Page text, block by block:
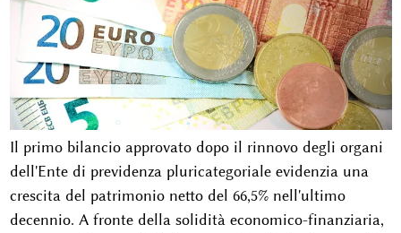
Il primo bilancio approvato dopo il rinnovo degli organi
dell'Ente di previdenza pluricategoriale evidenzia una
crescita del patrimonio netto del 66,5% nell'ultimo
decennio. A fronte della solidità economico-finanziaria,